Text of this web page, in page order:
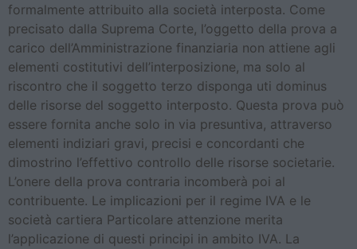
formalmente attribuito alla società interposta. Come
precisato dalla Suprema Corte, l’oggetto della prova a
carico dell’Amministrazione finanziaria non attiene agli
elementi costitutivi dell’interposizione, ma solo al
riscontro che il soggetto terzo disponga uti dominus
delle risorse del soggetto interposto. Questa prova può
essere fornita anche solo in via presuntiva, attraverso
elementi indiziari gravi, precisi e concordanti che
dimostrino l’effettivo controllo delle risorse societarie.
L’onere della prova contraria incomberà poi al
contribuente. Le implicazioni per il regime IVA e le
società cartiera Particolare attenzione merita
l’applicazione di questi principi in ambito IVA. La